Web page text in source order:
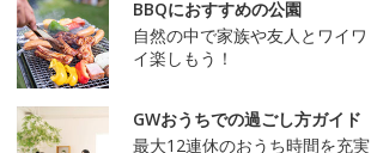
BBQにおすすめの公園
自然の中で家族や友人とワイワ
イ楽しもう！
GWおうちでの過ごし方ガイド
最大12連休のおうち時間を充実